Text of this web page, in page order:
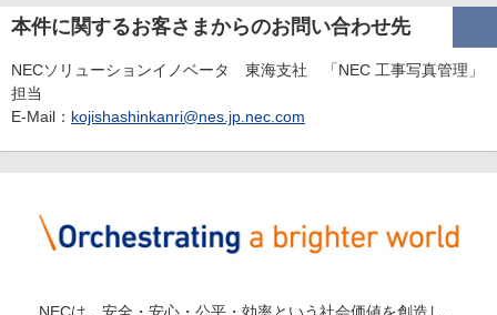
本件に関するお客さまからのお問い合わせ先
NECソリューションイノベータ 東海支社 「NEC 工事写真管理」
担当
E-Mail： kojishashinkanri@nes.jp.nec.com